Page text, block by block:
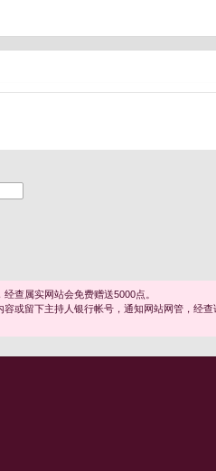
查属实网站会免费赠送5000点。
或留下主持人银行帐号，通知网站网管，经